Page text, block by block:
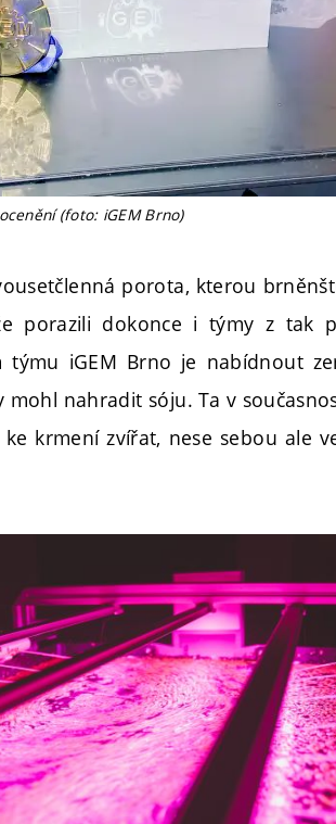
(foto: iGEM Brno)
porota, kterou
porazili dokonce i týmy z tak
týmu iGEM Brno je nabídnout
nahradit sóju. Ta v
krmení zvířat, nese sebou ale